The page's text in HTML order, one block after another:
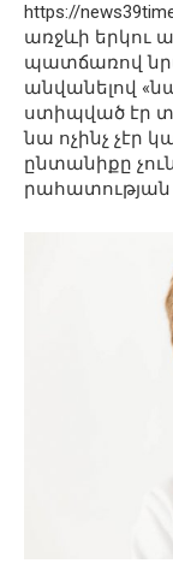
https://
առջևի երկու
պատճառով
անվանելով
ստիպված էր
նա ոչինչ չէր
ընտանիքը